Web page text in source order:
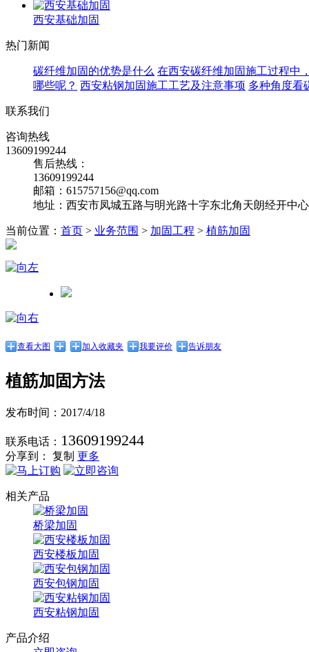
西安基础加固
热门新闻
碳纤维加固的优势是什么 在西安碳纤维加固施工过程中
哪些呢？ 西安粘钢加固施工工艺及注意事项 多种角度看
联系我们
咨询热线
13609199244
售后热线：
13609199244
邮箱：615757156@qq.com
地址：西安市凤城五路与明光路十字东北角天朗经开中
当前位置： 首页 > 业务范围 > 加固工程 > 植筋加固
查看大图 加入收藏夹 我要评价 告诉朋友
植筋加固方法
发布时间：2017/4/18
联系电话： 13609199244
分享到： 复制 更多
相关产品
桥梁加固
西安楼板加固
西安包钢加固
西安粘钢加固
产品介绍